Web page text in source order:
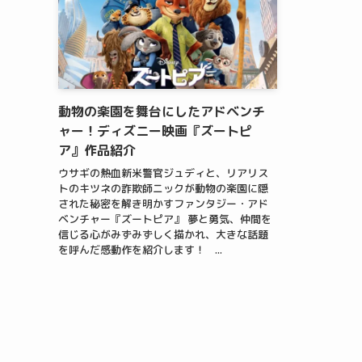
動物の楽園を舞台にしたアドベンチ
ャー！ディズニー映画『ズートピ
ア』作品紹介
ウサギの熱血新米警官ジュディと、リアリス
トのキツネの詐欺師ニックが動物の楽園に隠
された秘密を解き明かすファンタジー・アド
ベンチャー『ズートピア』 夢と勇気、仲間を
信じる心がみずみずしく描かれ、大きな話題
を呼んだ感動作を紹介します！ ...